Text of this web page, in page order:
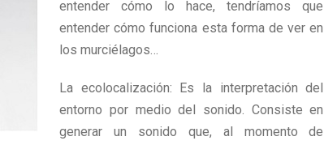
entender cómo lo hace, tendríamos que
entender cómo funciona esta forma de ver en
los murciélagos…
La ecolocalización: Es la interpretación del
entorno por medio del sonido. Consiste en
generar un sonido que, al momento de